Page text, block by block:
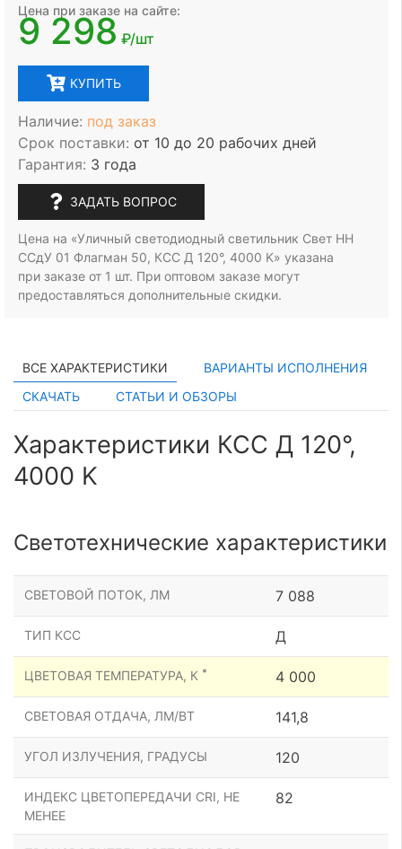
Цена при заказе на сайте:
9 298 ₽/шт
КУПИТЬ
Наличие: под заказ
Срок поставки: от 10 до 20 рабочих дней
Гарантия: 3 года
ЗАДАТЬ ВОПРОС
Цена на «Уличный светодиодный светильник Свет НН
ССдУ 01 Флагман 50, КСС Д 120°, 4000 K» указана
при заказе от 1 шт. При оптовом заказе могут
предоставляться дополнительные скидки.
ВСЕ ХАРАКТЕРИСТИКИ
ВАРИАНТЫ ИСПОЛНЕНИЯ
СКАЧАТЬ
СТАТЬИ И ОБЗОРЫ
Характеристики КСС Д 120°,
4000 K
Светотехнические характеристики
СВЕТОВОЙ ПОТОК, ЛМ 7 088
ТИП КСС Д
ЦВЕТОВАЯ ТЕМПЕРАТУРА, К * 4 000
СВЕТОВАЯ ОТДАЧА, ЛМ/ВТ 141,8
УГОЛ ИЗЛУЧЕНИЯ, ГРАДУСЫ 120
ИНДЕКС ЦВЕТОПЕРЕДАЧИ CRI, НЕ
МЕНЕЕ
82